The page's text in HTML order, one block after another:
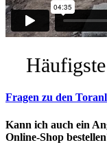
Fragen zu den
Kann ich auch ein
Online-Shop